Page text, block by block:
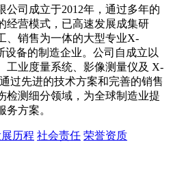
公司成立于2012年，通过多年的
经营模式，已高速发展成集研
、销售为一体的大型专业X-
备的制造企业。公司自成立以
工业度量系统、影像测量仪及 X-
过先进的技术方案和完善的销售
检测细分领域，为全球制造业提
方案。
历程 社会责任 荣誉资质